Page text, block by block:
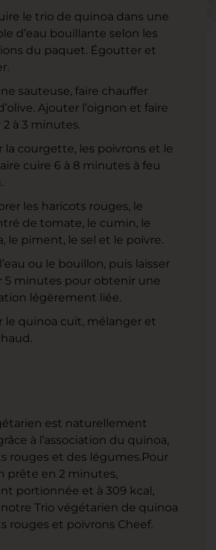
le trio de quinoa dans une
d’eau bouillante selon les
du paquet. Égoutter et
sauteuse, faire chauffer
Ajouter l’oignon et faire
2 à 3 minutes.
la courgette, les poivrons et le
cuire 6 à 8 minutes à feu
les haricots rouges, le
de tomate, le cumin, le
le piment, le sel et le poivre.
ou le bouillon, puis laisser
5 minutes pour obtenir une
légèrement liée.
le quinoa cuit, mélanger et
est naturellement
à l’association du quinoa,
rouges et des légumes.Pour
prête en 2 minutes,
portionnée et à 309 kcal,
Trio végétarien de quinoa
rouges et poivrons Cheef.